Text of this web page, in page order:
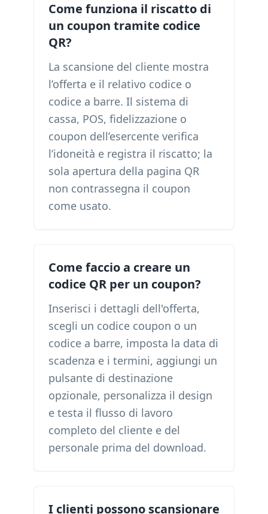
Come funziona il riscatto di
un coupon tramite codice
QR?
La scansione del cliente mostra
l’offerta e il relativo codice o
codice a barre. Il sistema di
cassa, POS, fidelizzazione o
coupon dell’esercente verifica
l’idoneità e registra il riscatto; la
sola apertura della pagina QR
non contrassegna il coupon
come usato.
Come faccio a creare un
codice QR per un coupon?
Inserisci i dettagli dell'offerta,
scegli un codice coupon o un
codice a barre, imposta la data di
scadenza e i termini, aggiungi un
pulsante di destinazione
opzionale, personalizza il design
e testa il flusso di lavoro
completo del cliente e del
personale prima del download.
I clienti possono scansionare